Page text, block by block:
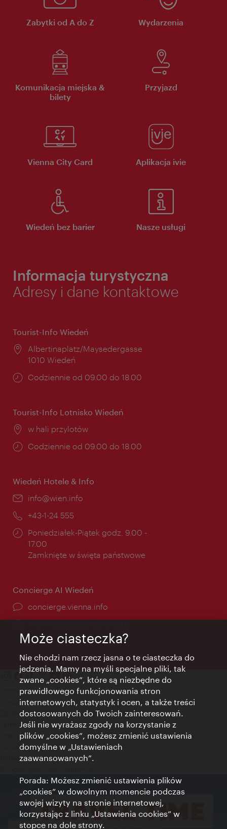
Zabytki od A do Z Wydarzenia
Komunikacja miejska &
bilety
Przyjazd
Vienna City Card Aplikacja ivie
Wiedeń bez barier Nasze usługi
Informacja turystyczna
Adresy i dane kontaktowe
Tourist-Info Wiedeń
Miejsce:
Albertinaplatz/Maysedergasse
1010 Wiedeń
Godziny
Codziennie od 09.00 do 18.00
Tourist-Info Lotnisko Wiedeń
Miejsce:
w hali przylotów
Godziny
Codziennie od 09.00 do 18.00
Wiedeń Hotele & Info
E-
info@wien.info
Telefon:
+43-1-24 555
Godziny
otwarcia:
Poniedziałek-Piątek godz. 9.00 -
17.00
Zamknięte w święta państwowe
Concierge AI Wiedeń
concierge.vienna.info
Kontakt
Credits
Zgoda na przetwarzanie danych osobowych
Terms of Use
Dostępność
Kontakt prasowy
Ustawienia cookies
Może ciasteczka?
Nie chodzi nam rzecz jasna o te ciasteczka do
jedzenia. Mamy na myśli specjalne pliki, tak
zwane „cookies”, które są niezbędne do
prawidłowego funkcjonowania stron
internetowych, statystyk i ocen, a także treści
dostosowanych do Twoich zainteresowań.
Jeśli nie wyrażasz zgody na korzystanie z
plików „cookies”, możesz zmienić ustawienia
domyślne w „Ustawieniach
zaawansowanych”.
Porada: Możesz zmienić ustawienia plików
„cookies” w dowolnym momencie podczas
swojej wizyty na stronie internetowej,
korzystając z linku „Ustawienia cookies” w
stopce na dole strony.